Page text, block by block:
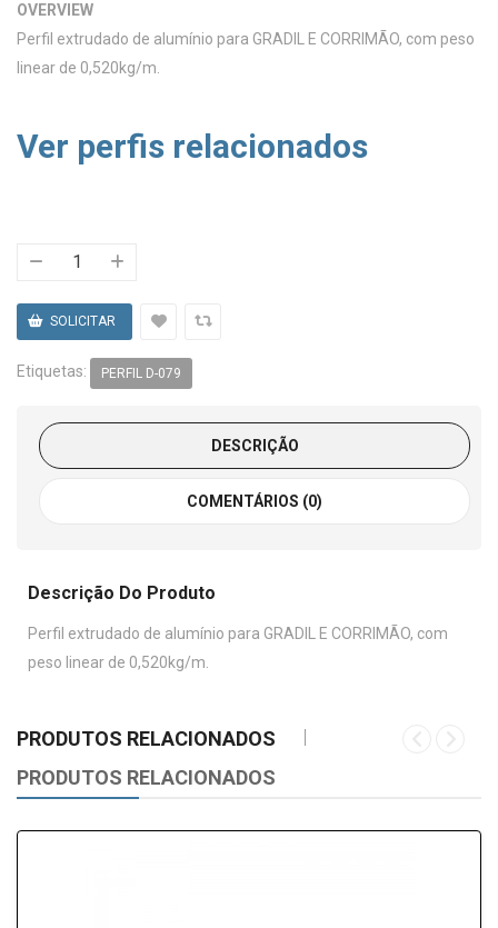
OVERVIEW
Perfil extrudado de alumínio para GRADIL E CORRIMÃO, com peso
linear de 0,520kg/m.
Ver perfis relacionados
Etiquetas: PERFIL D-079
DESCRIÇÃO
COMENTÁRIOS (0)
Descrição Do Produto
Perfil extrudado de alumínio para GRADIL E CORRIMÃO, com
peso linear de 0,520kg/m.
PRODUTOS RELACIONADOS
PRODUTOS RELACIONADOS